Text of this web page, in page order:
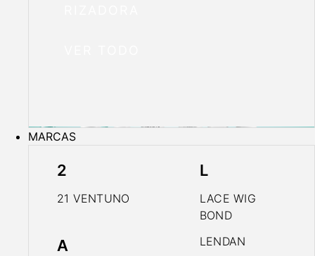
MARCAS
2
21 VENTUNO
A
L
LACE WIG
BOND
LENDAN